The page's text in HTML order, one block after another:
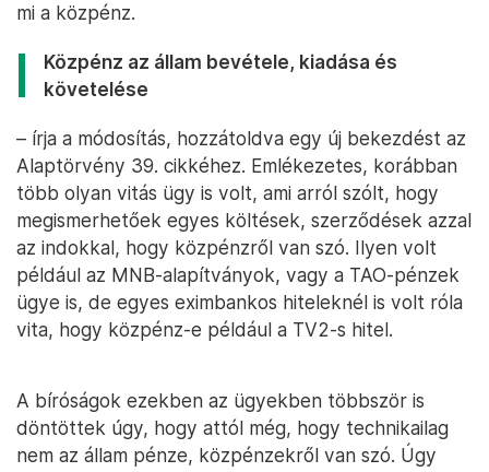
mi a közpénz.
Közpénz az állam bevétele, kiadása és
követelése
– írja a módosítás, hozzátoldva egy új bekezdést az
Alaptörvény 39. cikkéhez. Emlékezetes, korábban
több olyan vitás ügy is volt, ami arról szólt, hogy
megismerhetőek egyes költések, szerződések azzal
az indokkal, hogy közpénzről van szó. Ilyen volt
például az MNB-alapítványok, vagy a TAO-pénzek
ügye is, de egyes eximbankos hiteleknél is volt róla
vita, hogy közpénz-e például a TV2-s hitel.
A bíróságok ezekben az ügyekben többször is
döntöttek úgy, hogy attól még, hogy technikailag
nem az állam pénze, közpénzekről van szó. Úgy